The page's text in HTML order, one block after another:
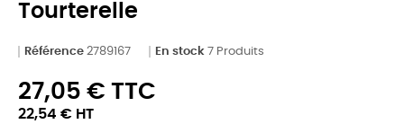
Tourterelle
Référence 2789167 En stock 7 Produits
27,05 € TTC
22,54 € HT